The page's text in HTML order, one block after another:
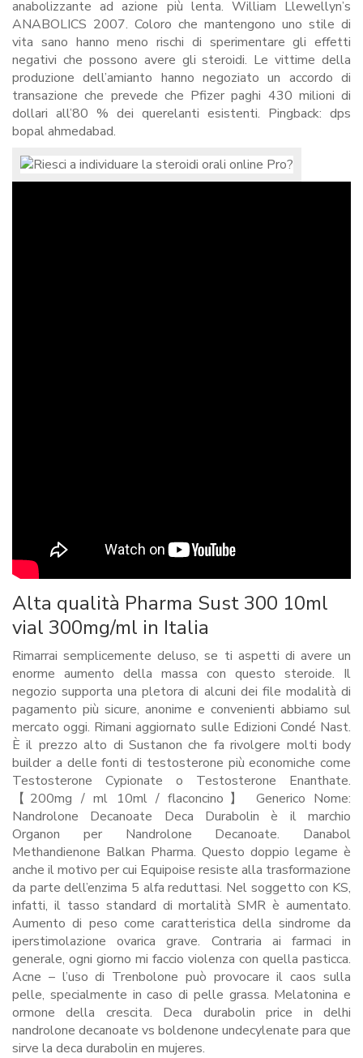
anabolizzante ad azione più lenta. William Llewellyn’s
ANABOLICS 2007. Coloro che mantengono uno stile di
vita sano hanno meno rischi di sperimentare gli effetti
negativi che possono avere gli steroidi. Le vittime della
produzione dell’amianto hanno negoziato un accordo di
transazione che prevede che Pfizer paghi 430 milioni di
dollari all’80 % dei querelanti esistenti. Pingback: dps
bopal ahmedabad.
Alta qualità Pharma Sust 300 10ml
vial 300mg/ml in Italia
Rimarrai semplicemente deluso, se ti aspetti di avere un
enorme aumento della massa con questo steroide. Il
negozio supporta una pletora di alcuni dei file modalità di
pagamento più sicure, anonime e convenienti abbiamo sul
mercato oggi. Rimani aggiornato sulle Edizioni Condé Nast.
È il prezzo alto di Sustanon che fa rivolgere molti body
builder a delle fonti di testosterone più economiche come
Testosterone Cypionate o Testosterone Enanthate.
【200mg / ml 10ml / flaconcino】 Generico Nome:
Nandrolone Decanoate Deca Durabolin è il marchio
Organon per Nandrolone Decanoate. Danabol
Methandienone Balkan Pharma. Questo doppio legame è
anche il motivo per cui Equipoise resiste alla trasformazione
da parte dell’enzima 5 alfa reduttasi. Nel soggetto con KS,
infatti, il tasso standard di mortalità SMR è aumentato.
Aumento di peso come caratteristica della sindrome da
iperstimolazione ovarica grave. Contraria ai farmaci in
generale, ogni giorno mi faccio violenza con quella pasticca.
Acne – l’uso di Trenbolone può provocare il caos sulla
pelle, specialmente in caso di pelle grassa. Melatonina e
ormone della crescita. Deca durabolin price in delhi
nandrolone decanoate vs boldenone undecylenate para que
sirve la deca durabolin en mujeres.